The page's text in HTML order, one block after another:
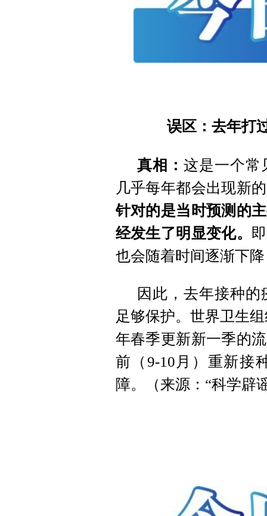
误区：去年打过
真相： 这是一个常
几乎每年都会出现新
针对的是当时预测的
经发生了明显变化。
也会随着时间逐渐下
因此，去年接种
足够保护。世界卫生
年春季更新新一季的
前（9-10月）重新接
障。（来源：“科学辟